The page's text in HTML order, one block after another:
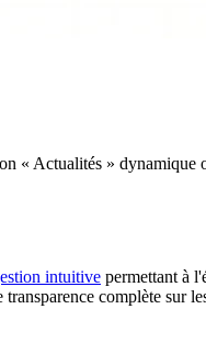
« Actualités »
intuitive permettant à
complète sur